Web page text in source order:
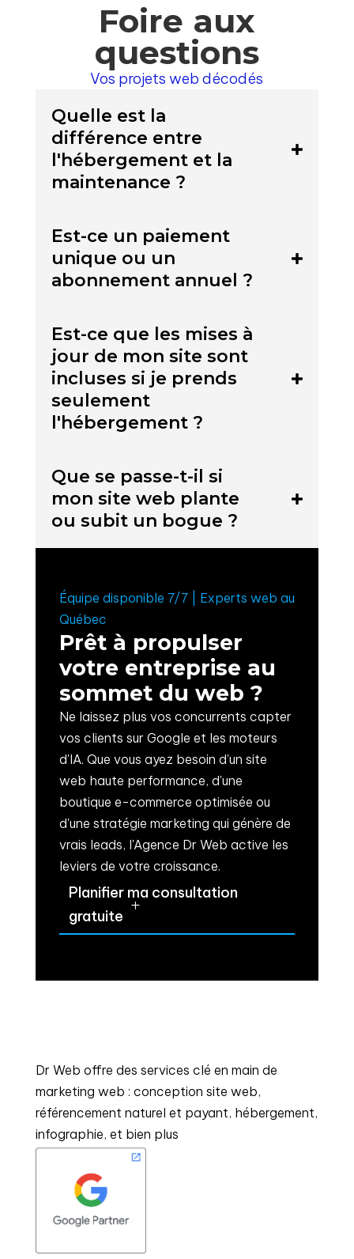
Foire aux
questions
Vos projets web décodés
Quelle est la
différence entre
l'hébergement et la
maintenance ?
Est-ce un paiement
unique ou un
abonnement annuel ?
Est-ce que les mises à
jour de mon site sont
incluses si je prends
seulement
l'hébergement ?
Que se passe-t-il si
mon site web plante
ou subit un bogue ?
Équipe disponible 7/7 | Experts web au
Québec
Prêt à propulser
votre entreprise au
sommet du web ?
Ne laissez plus vos concurrents capter
vos clients sur Google et les moteurs
d'IA. Que vous ayez besoin d'un site
web haute performance, d'une
boutique e-commerce optimisée ou
d'une stratégie marketing qui génère de
vrais leads, l'Agence Dr Web active les
leviers de votre croissance.
Planifier ma consultation
gratuite
Dr Web offre des services clé en main de
marketing web : conception site web,
référencement naturel et payant, hébergement,
infographie, et bien plus